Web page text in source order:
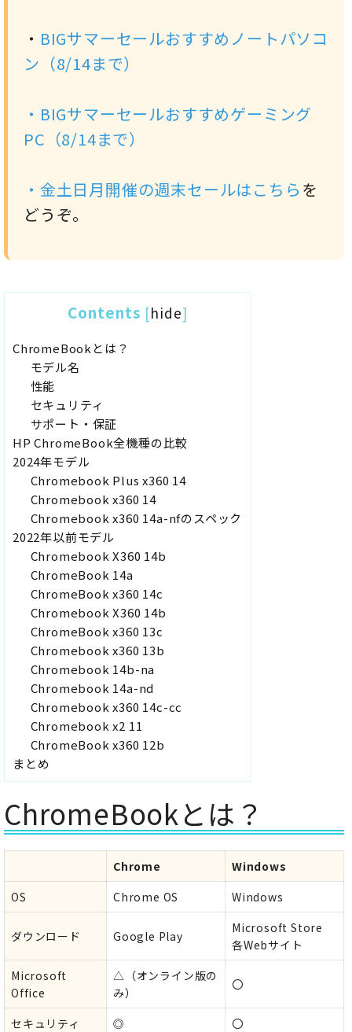
・ BIGサマーセールおすすめノートパソコ
ン（8/14まで）
・ BIGサマーセールおすすめゲーミング
PC（8/14まで）
・金土日月開催の週末セールはこちら を
どうぞ。
Contents [hide]
ChromeBookとは？
モデル名
性能
セキュリティ
サポート・保証
HP ChromeBook全機種の比較
2024年モデル
Chromebook Plus x360 14
Chromebook x360 14
Chromebook x360 14a-nfのスペック
2022年以前モデル
Chromebook X360 14b
ChromeBook 14a
ChromeBook x360 14c
Chromebook X360 14b
ChromeBook x360 13c
Chromebook x360 13b
Chromebook 14b-na
Chromebook 14a-nd
Chromebook x360 14c-cc
Chromebook x2 11
ChromeBook x360 12b
まとめ
ChromeBookとは？
Chrome
Windows
OS
Chrome OS Windows
ダウンロード Google Play
Microsoft Store
各Webサイト
Microsoft
Office
△（オンライン版の
み）
〇
セキュリティ ◎ 〇